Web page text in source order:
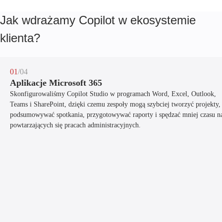
Jak wdrażamy Copilot w ekosystemie
klienta?
01/04
Aplikacje Microsoft 365
Skonfigurowaliśmy Copilot Studio w programach Word, Excel, Outlook,
Teams i SharePoint, dzięki czemu zespoły mogą szybciej tworzyć projekty,
podsumowywać spotkania, przygotowywać raporty i spędzać mniej czasu
powtarzających się pracach administracyjnych.